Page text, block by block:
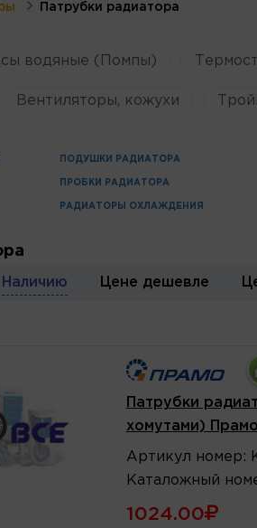
Патрубки радиатора
водяные (Помпы)
Вентиляторы, кожухи
ПОДУШКИ РАДИАТОРА
ПРОБКИ РАДИАТОРА
РАДИАТОРЫ ОХЛАЖДЕНИЯ
Наличию Цене дешевле
Патрубки
хомутами) Прамо
Артикул номер :
Каталожный
1024.00